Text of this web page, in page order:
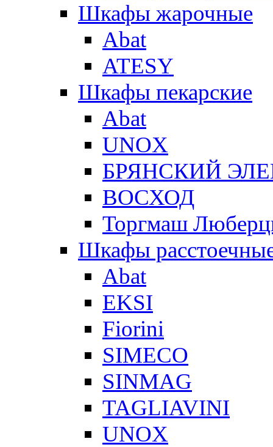
Шкафы жарочные
Abat
ATESY
Шкафы пекарские
Abat
UNOX
БРЯНСКИЙ
ВОСХОД
Торгмаш
Шкафы
Abat
EKSI
Fiorini
SIMECO
SINMAG
TAGLIAVINI
UNOX